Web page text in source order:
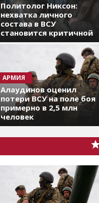
Политолог Никсон:
нехватка личного
состава в ВСУ
становится критичной
АРМИЯ
Алаудинов оценил
потери ВСУ на поле боя
примерно в 2,5 млн
человек